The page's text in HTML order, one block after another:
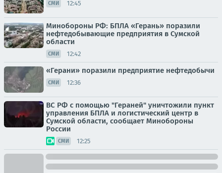
СМИ 12:45
Минобороны РФ: БПЛА «Герань» поразили
нефтедобывающие предприятия в Сумской
области
СМИ 12:42
«Герани» поразили предприятие нефтедобычи
СМИ 12:36
ВС РФ с помощью "Гераней" уничтожили пункт
управления БПЛА и логистический центр в
Сумской области, сообщает Минобороны
России
СМИ 12:25